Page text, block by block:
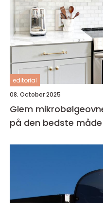
editorial
08. October 2025
Glem
på den bedste måde